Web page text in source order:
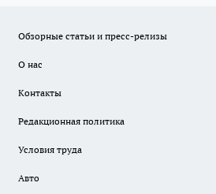
Обзорные статьи и пресс-релизы
О нас
Контакты
Редакционная политика
Условия труда
Авто